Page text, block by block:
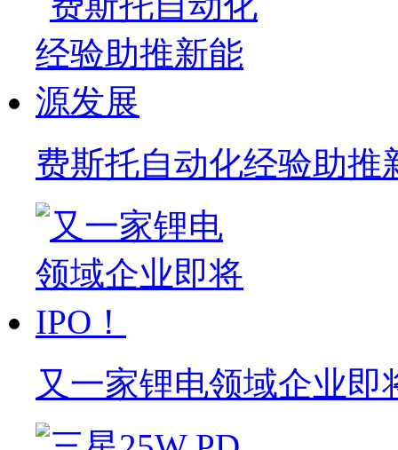
费斯托自动化经验助推
又一家锂电领域企业即